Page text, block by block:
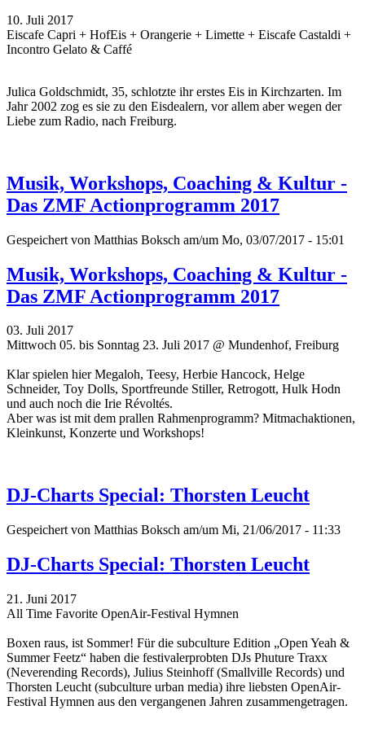
10. Juli 2017
Eiscafe Capri + HofEis + Orangerie + Limette + Eiscafe Castaldi +
Incontro Gelato & Caffé
Julica Goldschmidt, 35, schlotzte ihr erstes Eis in Kirchzarten. Im
Jahr 2002 zog es sie zu den Eisdealern, vor allem aber wegen der
Liebe zum Radio, nach Freiburg.
Musik, Workshops, Coaching & Kultur -
Das ZMF Actionprogramm 2017
Gespeichert von Matthias Boksch am/um Mo, 03/07/2017 - 15:01
Musik, Workshops, Coaching & Kultur -
Das ZMF Actionprogramm 2017
03. Juli 2017
Mittwoch 05. bis Sonntag 23. Juli 2017 @ Mundenhof, Freiburg
Klar spielen hier Megaloh, Teesy, Herbie Hancock, Helge
Schneider, Toy Dolls, Sportfreunde Stiller, Retrogott, Hulk Hodn
und auch noch die Irie Révoltés.
Aber was ist mit dem prallen Rahmenprogramm? Mitmachaktionen,
Kleinkunst, Konzerte und Workshops!
DJ-Charts Special: Thorsten Leucht
Gespeichert von Matthias Boksch am/um Mi, 21/06/2017 - 11:33
DJ-Charts Special: Thorsten Leucht
21. Juni 2017
All Time Favorite OpenAir-Festival Hymnen
Boxen raus, ist Sommer! Für die subculture Edition „Open Yeah &
Summer Feetz“ haben die festivalerprobten DJs Phuture Traxx
(Neverending Records), Julius Steinhoff (Smallville Records) und
Thorsten Leucht (subculture urban media) ihre liebsten OpenAir-
Festival Hymnen aus den vergangenen Jahren zusammengetragen.